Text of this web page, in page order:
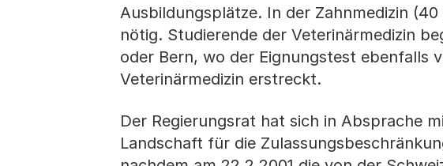
Ausbildungsplätze. In der Zahnmedizin
nötig. Studierende der Veterinärmedizin
oder Bern, wo der Eignungstest ebenfalls
Veterinärmedizin erstreckt.
Der Regierungsrat hat sich in Absprache
Landschaft für die